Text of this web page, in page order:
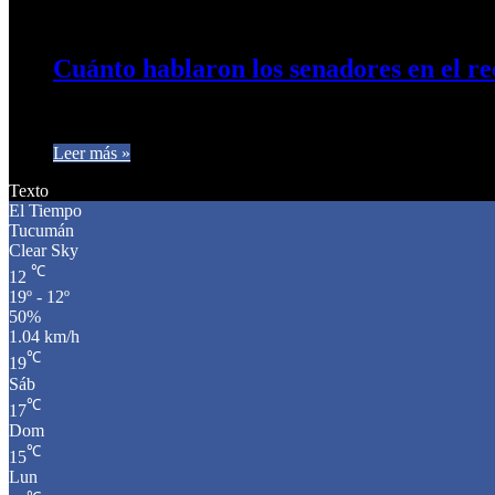
Cuánto hablaron los senadores en el
Leer más »
Texto
El Tiempo
Tucumán
Clear Sky
12 ℃
19º - 12º
50%
1.04 km/h
19℃
Sáb
17℃
Dom
15℃
Lun